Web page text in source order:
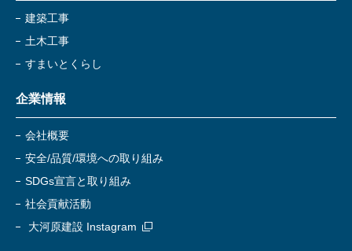
建築工事
土木工事
すまいとくらし
企業情報
会社概要
安全/品質/環境への取り組み
SDGs宣言と取り組み
社会貢献活動
大河原建設 Instagram